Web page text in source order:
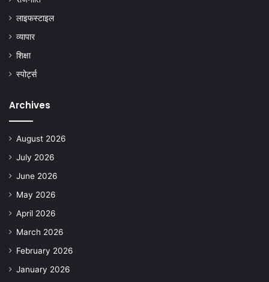
लाइफस्टाइल
व्यापार
शिक्षा
स्पोर्ट्स
Archives
August 2026
July 2026
June 2026
May 2026
April 2026
March 2026
February 2026
January 2026